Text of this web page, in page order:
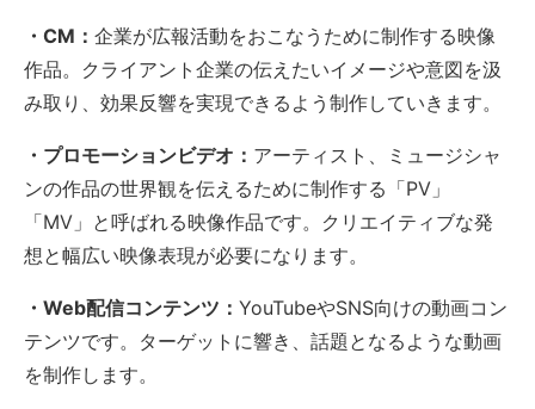
・CM： 企業が広報活動をおこなうために制作する映像
作品。クライアント企業の伝えたいイメージや意図を汲
み取り、効果反響を実現できるよう制作していきます。
・プロモーションビデオ： アーティスト、ミュージシャ
ンの作品の世界観を伝えるために制作する「PV」
「MV」と呼ばれる映像作品です。クリエイティブな発
想と幅広い映像表現が必要になります。
・Web配信コンテンツ： YouTubeやSNS向けの動画コン
テンツです。ターゲットに響き、話題となるような動画
を制作します。